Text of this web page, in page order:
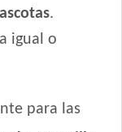
.
igual o
para las